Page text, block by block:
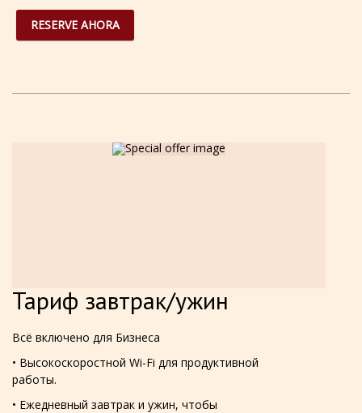
RESERVE AHORA
Тариф завтрак/ужин
Всё включено для Бизнеса
• Высокоскоростной Wi-Fi для продуктивной
работы.
• Ежедневный завтрак и ужин, чтобы